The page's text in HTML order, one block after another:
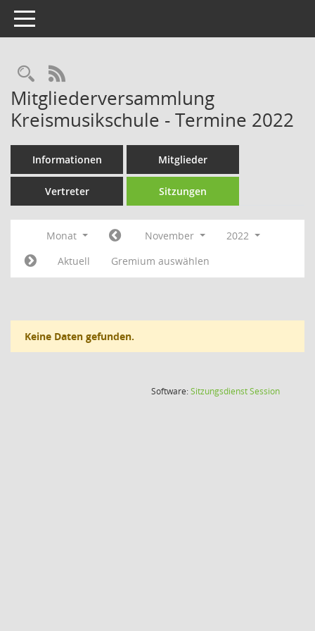
Toggle navigation
Rechercheauswahl
RSS-Feed
Mitgliederversammlung
Kreismusikschule - Termine 2022
Informationen Mitglieder
Vertreter Sitzungen
Monat November
2022
Aktuell
Gremium auswählen
Keine Daten gefunden.
Software:SitzungsdienstSession(Wird in